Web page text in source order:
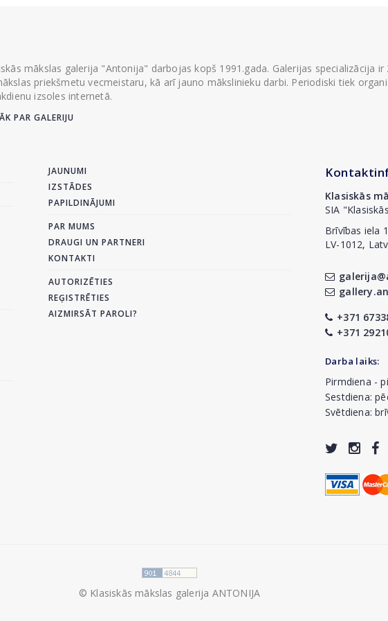
mākslas galerija "Antonija" darbojas kopš 1991.gada. Galerijas specializācija
priekšmetu vecmeistaru, kā arī jauno mākslinieku darbi. Periodiski tiek
izsoles internetā.
PAR GALERIJU
JAUNUMI
IZSTĀDES
PAPILDINĀJUMI
PAR MUMS
DRAUGI UN PARTNERI
KONTAKTI
AUTORIZĒTIES
REĢISTRĒTIES
AIZMIRSĀT PAROLI?
Klasiskās
SIA
Brīvības iela
LV-1012,
+371
+371
Darba laiks:
Pirmdiena -
Sestdiena:
Svētdiena:
© Klasiskās mākslas galerija ANTONIJA